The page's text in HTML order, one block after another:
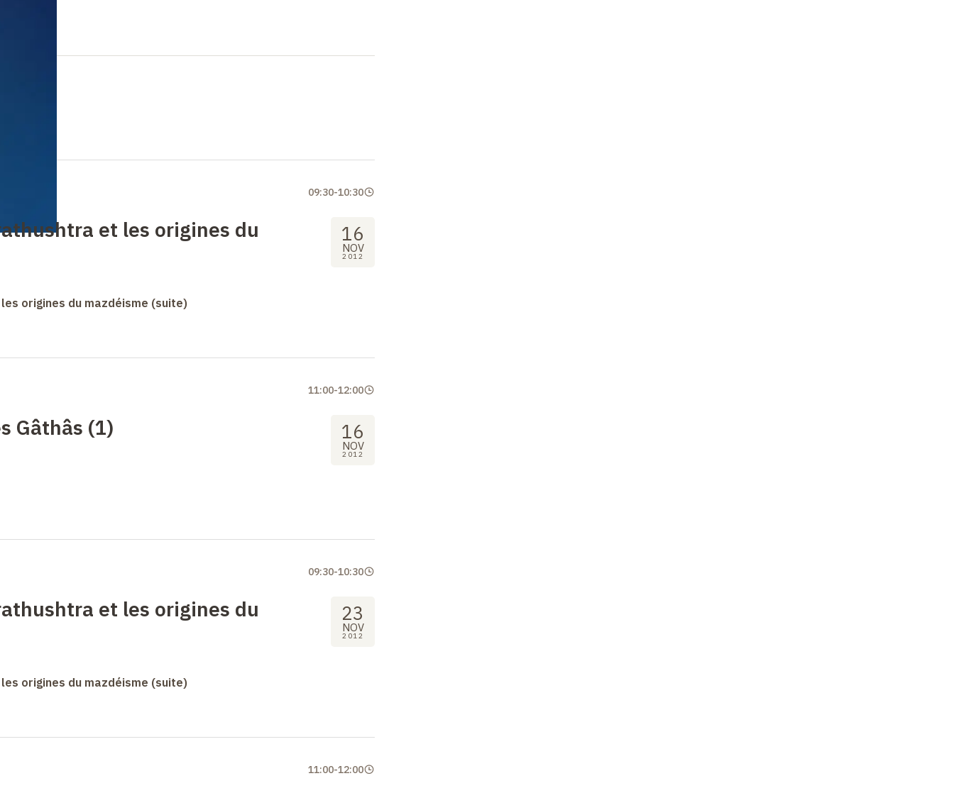
et les origines du 16
NOV
2012
09:30-10:30
origines du mazdéisme (suite)
Gâthâs (1) 16
NOV
2012
11:00-12:00
et les origines du 23
NOV
2012
09:30-10:30
origines du mazdéisme (suite)
11:00-12:00